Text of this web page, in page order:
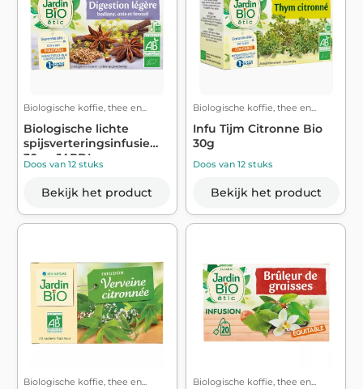
Biologische koffie, thee en...
Biologische lichte
spijsverteringsinfusie
30g - JARDI...
Doos van 12 stuks
Bekijk het product
Biologische koffie, thee en...
Infu Tijm Citronne Bio
30g
Doos van 12 stuks
Bekijk het product
Biologische koffie, thee en... Biologische koffie, thee en...